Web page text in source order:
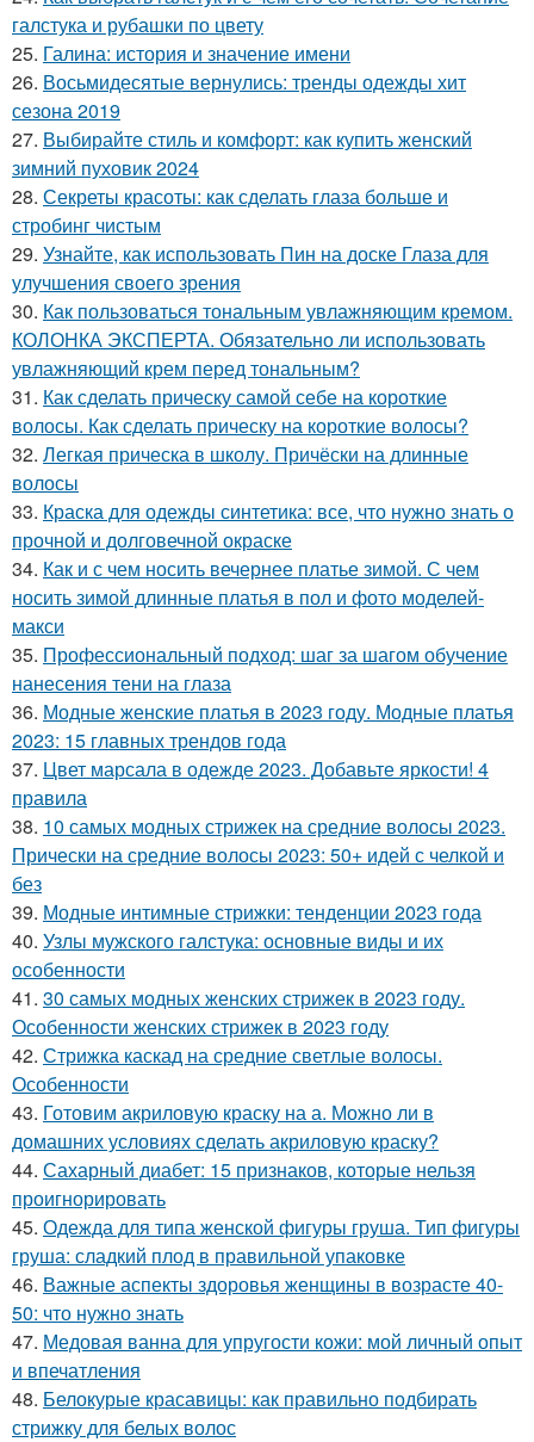
галстука и рубашки по цвету
25. Галина: история и значение имени
26. Восьмидесятые вернулись: тренды одежды хит
сезона 2019
27. Выбирайте стиль и комфорт: как купить женский
зимний пуховик 2024
28. Секреты красоты: как сделать глаза больше и
стробинг чистым
29. Узнайте, как использовать Пин на доске Глаза для
улучшения своего зрения
30. Как пользоваться тональным увлажняющим кремом.
КОЛОНКА ЭКСПЕРТА. Обязательно ли использовать
увлажняющий крем перед тональным?
31. Как сделать прическу самой себе на короткие
волосы. Как сделать прическу на короткие волосы?
32. Легкая прическа в школу. Причёски на длинные
волосы
33. Краска для одежды синтетика: все, что нужно знать о
прочной и долговечной окраске
34. Как и с чем носить вечернее платье зимой. С чем
носить зимой длинные платья в пол и фото моделей-
макси
35. Профессиональный подход: шаг за шагом обучение
нанесения тени на глаза
36. Модные женские платья в 2023 году. Модные платья
2023: 15 главных трендов года
37. Цвет марсала в одежде 2023. Добавьте яркости! 4
правила
38. 10 самых модных стрижек на средние волосы 2023.
Прически на средние волосы 2023: 50+ идей с челкой и
без
39. Модные интимные стрижки: тенденции 2023 года
40. Узлы мужского галстука: основные виды и их
особенности
41. 30 самых модных женских стрижек в 2023 году.
Особенности женских стрижек в 2023 году
42. Стрижка каскад на средние светлые волосы.
Особенности
43. Готовим акриловую краску на а. Можно ли в
домашних условиях сделать акриловую краску?
44. Сахарный диабет: 15 признаков, которые нельзя
проигнорировать
45. Одежда для типа женской фигуры груша. Тип фигуры
груша: сладкий плод в правильной упаковке
46. Важные аспекты здоровья женщины в возрасте 40-
50: что нужно знать
47. Медовая ванна для упругости кожи: мой личный опыт
и впечатления
48. Белокурые красавицы: как правильно подбирать
стрижку для белых волос